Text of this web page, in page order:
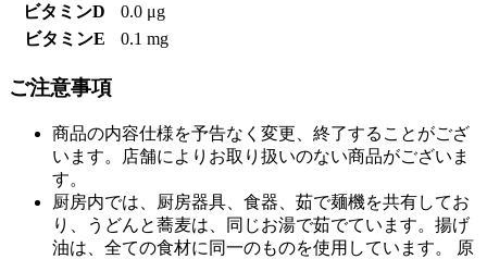
ビタミンD
0.0 μg
ビタミンE
0.1 mg
ご注意事項
商品の内容仕様を予告なく変更、終了することがござ
います。店舗によりお取り扱いのない商品がございま
す。
厨房内では、厨房器具、食器、茹で麺機を共有してお
り、うどんと蕎麦は、同じお湯で茹でています。揚げ
油は、全ての食材に同一のものを使用しています。 原